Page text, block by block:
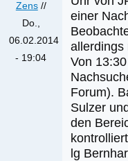
Zens//
Do.,
06.02.2014
- 19:04
einer
allerdings
Von
Forum).
Sulzer
den
lg